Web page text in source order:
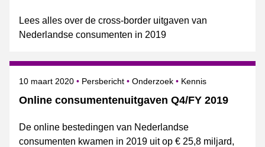
Lees alles over de cross-border uitgaven van
Nederlandse consumenten in 2019
Online consumentenuitgaven Q4/FY 2019
Gepubliceerd op
10 maart 2020 Categorie
Persbericht Onderzoek Onderwerpen
Kennis
De online bestedingen van Nederlandse
consumenten kwamen in 2019 uit op € 25,8 miljard,